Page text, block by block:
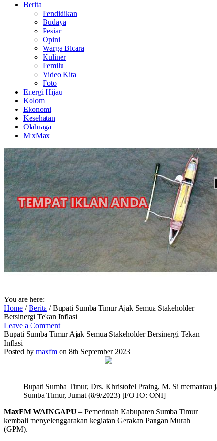
Berita
Pendidikan
Budaya
Pesiar
Opini
Warga Bicara
Kuliner
Pemilu
Video Kita
Foto
Energi Hijau
Kolom
Ekonomi
Kesehatan
Olahraga
MixMax
You are here:
Home /Berita /Bupati Sumba Timur Ajak Semua Stakeholder
Bersinergi Tekan Inflasi
Leave a Comment
Bupati Sumba Timur Ajak Semua Stakeholder Bersinergi Tekan
Inflasi
Posted by maxfm on 8th September 2023
Bupati Sumba Timur, Drs. Khristofel Praing, M. Si memantau
Sumba Timur, Jumat (8/9/2023) [FOTO: ONI]
MaxFM WAINGAPU – Pemerintah Kabupaten Sumba Timur
kembali menyelenggarakan kegiatan Gerakan Pangan Murah
(GPM).